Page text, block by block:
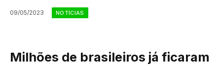
09/05/2023 NOTÍCIAS
Milhões de brasileiros já ficaram